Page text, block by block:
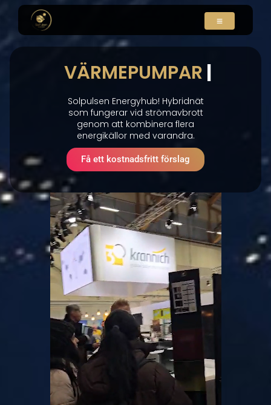
VÄXELRIKTARE|
Solpulsen Energyhub! Hybridnät
som fungerar vid strömavbrott
genom att kombinera flera
energikällor med varandra.
Få ett kostnadsfritt förslag